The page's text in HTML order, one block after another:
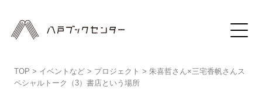
TOP > イベントなど> プロジェクト > 朱喜哲さん×三宅香帆さんス
ペシャルトーク（3）書店という場所